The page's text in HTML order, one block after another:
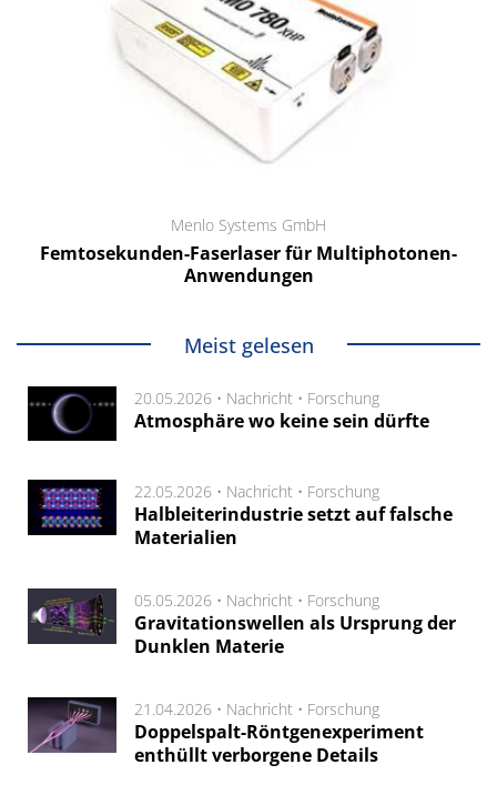
Menlo Systems GmbH
Femtosekunden-Faserlaser für Multiphotonen-
Anwendungen
Meist gelesen
20.05.2026 • Nachricht • Forschung
Atmosphäre wo keine sein dürfte
22.05.2026 • Nachricht • Forschung
Halbleiterindustrie setzt auf falsche
Materialien
05.05.2026 • Nachricht • Forschung
Gravitationswellen als Ursprung der
Dunklen Materie
21.04.2026 • Nachricht • Forschung
Doppelspalt-Röntgenexperiment
enthüllt verborgene Details